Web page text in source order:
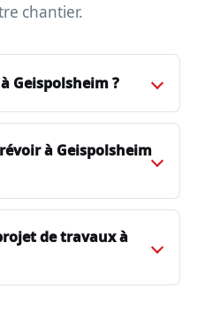
chantier.
Geispolsheim ?
à Geispolsheim
de travaux à